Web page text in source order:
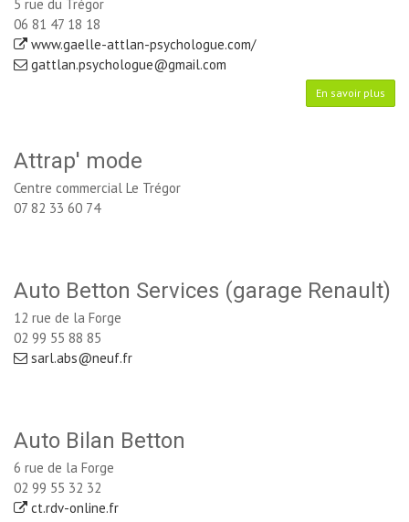
5 rue du Trégor
06 81 47 18 18
www.gaelle-attlan-psychologue.com/
gattlan.psychologue@gmail.com
En savoir plus
Attrap' mode
Centre commercial Le Trégor
07 82 33 60 74
Auto Betton Services (garage Renault)
12 rue de la Forge
02 99 55 88 85
sarl.abs@neuf.fr
Auto Bilan Betton
6 rue de la Forge
02 99 55 32 32
ct.rdv-online.fr